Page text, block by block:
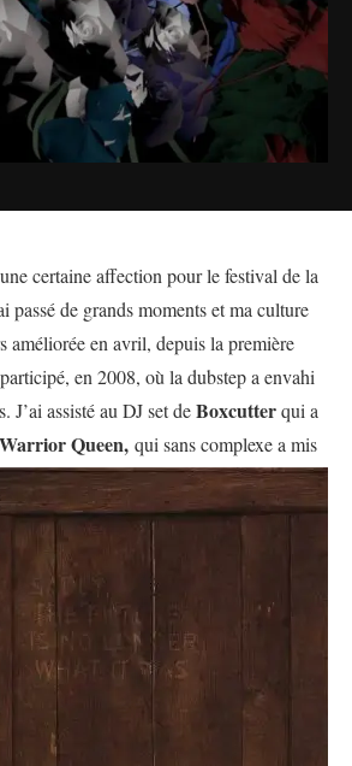
certaine affection pour le festival de la
passé de grands moments et ma culture
améliorée en avril, depuis la première
en 2008, où la dubstep a envahi
J’ai assisté au DJ set deBoxcutterqui a
Warrior Queen, qui sans complexe a mis